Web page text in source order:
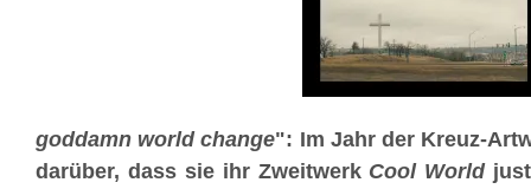
goddamn world change": Im Jahr der Kreuz-
darüber, dass sie ihr Zweitwerk Cool World